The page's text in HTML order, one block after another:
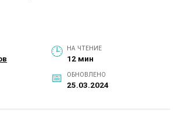
НА ЧТЕНИЕ
12 мин
ОБНОВЛЕНО
25.03.2024